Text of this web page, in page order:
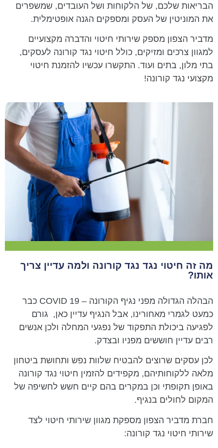
הבריאות שלכם, של הלקוחות ושל העובדים, שמשפרים
את המוניטין של העסק ומספקים הגנה אופטימלית.
מדביר הצפון מספק שירותי חיטוי והדברה מקצועיים
למגוון צרכים ומזיקים, כולל חיטוי נגד קורונה לעסקים,
בתי מלון, בתים ועוד. התקשרו עכשיו להזמנת חיטוי
מקצועי נגד קורונה!
מה זה חיטוי נגד נגד קורונה ולמה עדיין צריך
אותו?
הבהלה הגדולה מפני נגיף הקורונה – COVID 19 כבר
כמעט לגמרי מאחורינו, אבל הנגיף עדיין כאן, גורם
לפגיעה ביכולת התפקוד של נפגעי המחלה ולכן אנשים
רבים עדיין חוששים מפניו ובצדק.
לכן עסקים שרוצים להבטיח שלוות נפש ותחושת ביטחון
מלאה ללקוחותיהם, מקפידים להזמין חיטוי נגד קורונה
באופן תקופתי וכן במקרים בהם קיים חשש לחשיפה של
המקום לחולים בנגיף.
חברת מדביר הצפון מספקת מגוון שירותי חיטוי לצד
שירותי חיטוי נגד קורונה: